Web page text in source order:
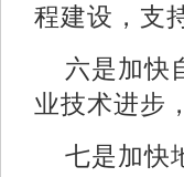
程建设，支
六是加快
业技术进步
七是加快